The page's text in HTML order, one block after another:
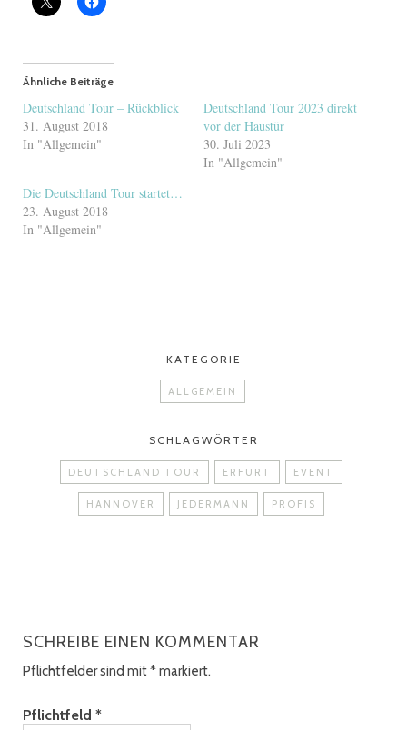
Ähnliche Beiträge
Deutschland Tour – Rückblick
31. August 2018
In "Allgemein"
Deutschland Tour 2023 direkt
vor der Haustür
30. Juli 2023
In "Allgemein"
Die Deutschland Tour startet…
23. August 2018
In "Allgemein"
KATEGORIE
ALLGEMEIN
SCHLAGWÖRTER
DEUTSCHLAND TOUR ERFURT EVENT
HANNOVER JEDERMANN PROFIS
SCHREIBE EINEN KOMMENTAR
Pflichtfelder sind mit*markiert.
Pflichtfeld *